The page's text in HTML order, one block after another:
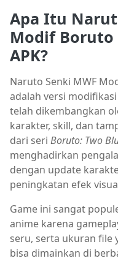
Apa Itu
Modif Boruto
APK?
Naruto Senki MWF
adalah versi
telah dikembangkan
karakter, skill, dan
dari seri Boruto: Two
menghadirkan
dengan update
peningkatan efek
Game ini sangat
anime karena
seru, serta ukuran file
bisa dimainkan di